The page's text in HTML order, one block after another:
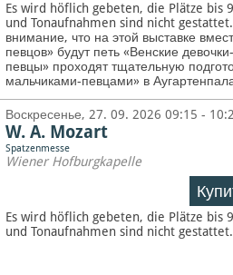
Es wird höflich gebeten, die Plätze bis
und Tonaufnahmen sind nicht
внимание, что на этой выставке
певцов» будут петь «Венские
певцы» проходят тщательную
мальчиками-певцами» в
Воскресенье, 27. 09. 2026 09:15 -
W. A. Mozart
Spatzenmesse
Wiener Hofburgkapelle
Es wird höflich gebeten, die Plätze bis
und Tonaufnahmen sind nicht gestattet.